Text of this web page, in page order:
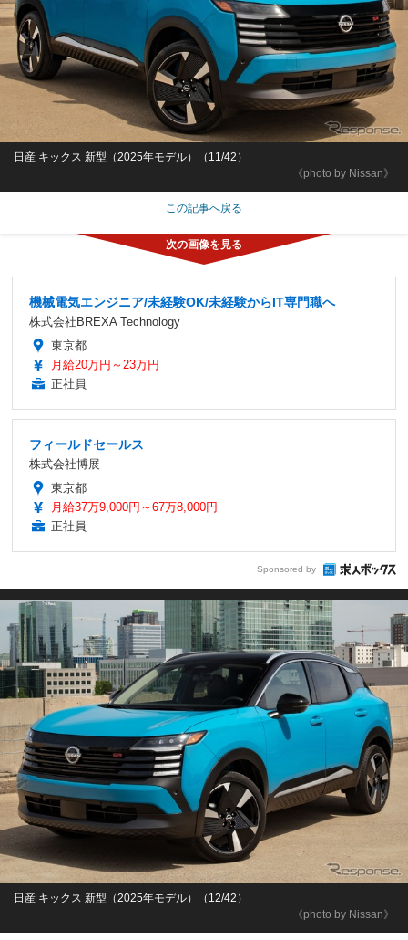
《photo by Nissan》
日産 キックス 新型（2025年モデル）（11/42）
この記事へ戻る
機械電気エンジニア/未経験OK/未経験からIT専門職へ
株式会社BREXA Technology
東京都
月給20万円～23万円
正社員
フィールドセールス
株式会社博展
東京都
月給37万9,000円～67万8,000円
正社員
Sponsored by
《photo by Nissan》
日産 キックス 新型（2025年モデル）（12/42）